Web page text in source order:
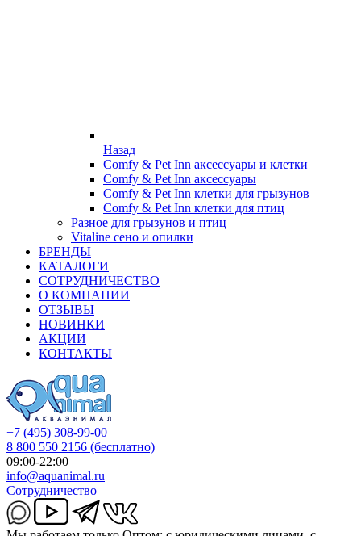
Назад
Comfy & Pet Inn аксессуары и клетки
Comfy & Pet Inn аксессуары
Comfy & Pet Inn клетки для грызунов
Comfy & Pet Inn клетки для птиц
Разное для грызунов и птиц
Vitaline сено и опилки
БРЕНДЫ
КАТАЛОГИ
СОТРУДНИЧЕСТВО
О КОМПАНИИ
ОТЗЫВЫ
НОВИНКИ
АКЦИИ
КОНТАКТЫ
+7 (495) 308-99-00
8 800 550 2156 (бесплатно)
09:00-22:00
info@aquanimal.ru
Сотрудничество